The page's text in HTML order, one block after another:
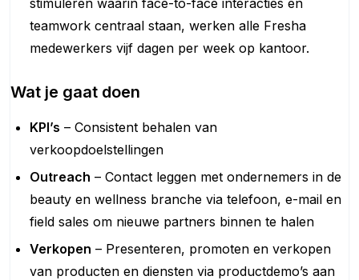
stimuleren waarin face-to-face interacties en
teamwork centraal staan, werken alle Fresha
medewerkers vijf dagen per week op kantoor.
Wat je gaat doen
KPI’s – Consistent behalen van
verkoopdoelstellingen
Outreach – Contact leggen met ondernemers in de
beauty en wellness branche via telefoon, e-mail en
field sales om nieuwe partners binnen te halen
Verkopen – Presenteren, promoten en verkopen
van producten en diensten via productdemo’s aan